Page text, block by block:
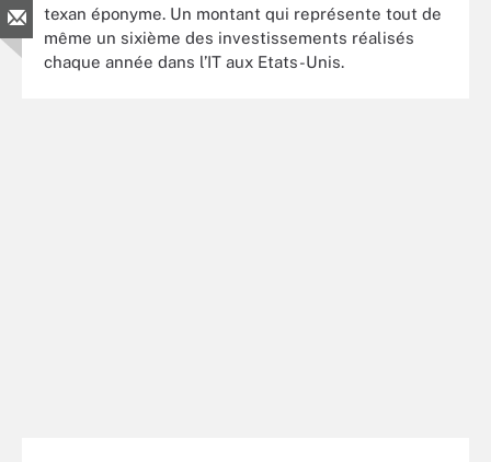
texan éponyme. Un montant qui représente tout de
même un sixième des investissements réalisés
chaque année dans l’IT aux Etats-Unis.